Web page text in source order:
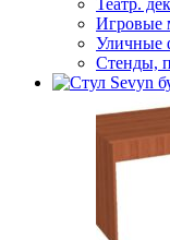
Театр.
Игровые
Уличные
Стенды,